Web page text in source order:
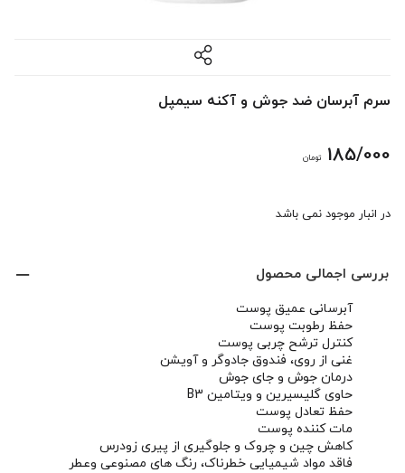
سرم آبرسان ضد جوش و آکنه سیمپل
185/000 تومان
در انبار موجود نمی باشد
بررسی اجمالی محصول
آبرسانی عمیق پوست
حفظ رطوبت پوست
کنترل ترشح چربی پوست
غنی از روی، فندوق جادوگر و آویشن
درمان جوش و جای جوش
حاوی گلیسیرین و ویتامین B3
حفظ تعادل پوست
مات کننده پوست
کاهش چین و چروک و جلوگیری از پیری زودرس
فاقد مواد شیمیایی خطرناک، رنگ های مصنوعی وعطر